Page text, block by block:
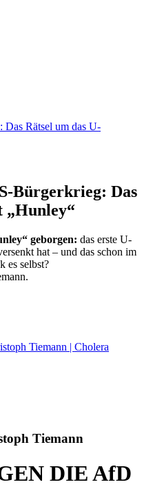
Bürgerkrieg: Das
„Hunley“
geborgen: das erste U-
hat – und das schon im
es selbst?
Tiemann
DIE AfD